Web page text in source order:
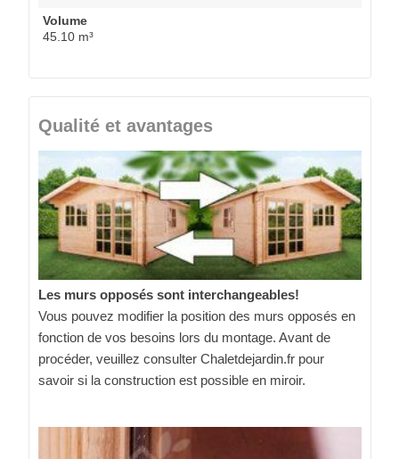
Volume
45.10 m³
Qualité et avantages
Les murs opposés sont interchangeables!
Vous pouvez modifier la position des murs opposés en
fonction de vos besoins lors du montage. Avant de
procéder, veuillez consulter Chaletdejardin.fr pour
savoir si la construction est possible en miroir.